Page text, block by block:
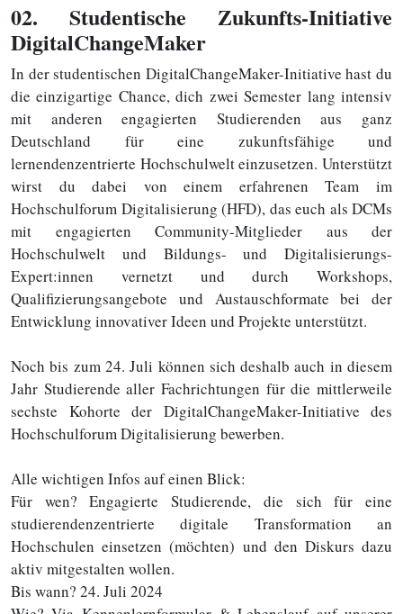
02. Studentische Zukunfts-Initiative
DigitalChangeMaker
In der studentischen DigitalChangeMaker-Initiative hast du
die einzigartige Chance, dich zwei Semester lang intensiv
mit anderen engagierten Studierenden aus ganz
Deutschland für eine zukunftsfähige und
lernendenzentrierte Hochschulwelt einzusetzen. Unterstützt
wirst du dabei von einem erfahrenen Team im
Hochschulforum Digitalisierung (HFD), das euch als DCMs
mit engagierten Community-Mitglieder aus der
Hochschulwelt und Bildungs- und Digitalisierungs-
Expert:innen vernetzt und durch Workshops,
Qualifizierungsangebote und Austauschformate bei der
Entwicklung innovativer Ideen und Projekte unterstützt.
Noch bis zum 24. Juli können sich deshalb auch in diesem
Jahr Studierende aller Fachrichtungen für die mittlerweile
sechste Kohorte der DigitalChangeMaker-Initiative des
Hochschulforum Digitalisierung bewerben.
Alle wichtigen Infos auf einen Blick:
Für wen? Engagierte Studierende, die sich für eine
studierendenzentrierte digitale Transformation an
Hochschulen einsetzen (möchten) und den Diskurs dazu
aktiv mitgestalten wollen.
Bis wann? 24. Juli 2024